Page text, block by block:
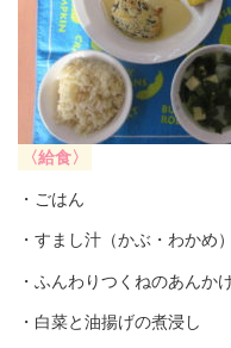
〈給食〉
・ごはん
・すまし汁（かぶ・わかめ）
・ふんわりつくねのあんか
・白菜と油揚げの煮浸し